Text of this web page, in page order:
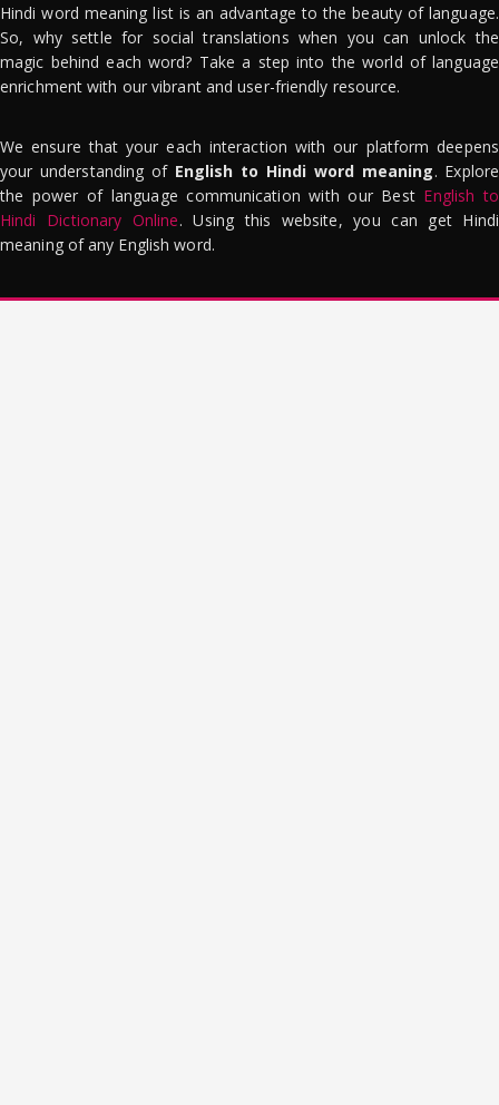
Hindi word meaning list is an advantage to the beauty of language.
So, why settle for social translations when you can unlock the
magic behind each word? Take a step into the world of language
enrichment with our vibrant and user-friendly resource.
We ensure that your each interaction with our platform deepens
your understanding of English to Hindi word meaning. Explore
the power of language communication with our Best English to
Hindi Dictionary Online. Using this website, you can get Hindi
meaning of any English word.